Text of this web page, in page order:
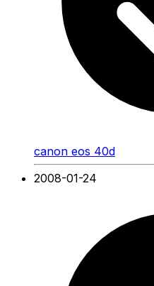
canon eos 40d
2008-01-24